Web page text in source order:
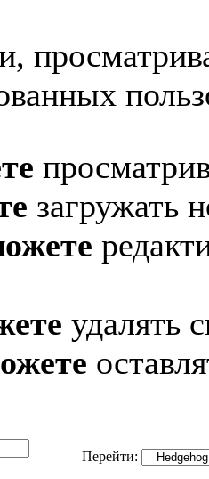
загружать
удалять
Перейти: